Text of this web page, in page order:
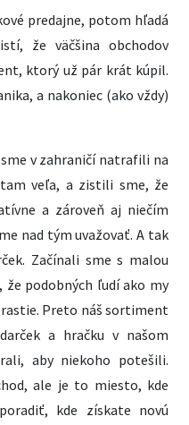
predajne, potom hľadá
že väčšina obchodov
ktorý už pár krát kúpil.
a nakoniec (ako vždy)
v zahraničí natrafili na
veľa, a zistili sme, že
a zároveň aj niečím
nad tým uvažovať. A tak
Začínali sme s malou
podobných ľudí ako my
rastie. Preto náš sortiment
a hračku v našom
aby niekoho potešili.
ale je to miesto, kde
kde získate novú